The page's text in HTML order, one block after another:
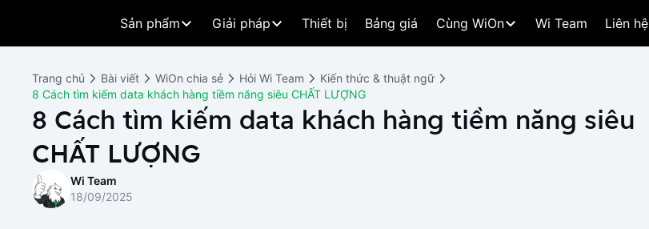
Sản phẩm Giải pháp Thiết bị Bảng giá Cùng WiOn Wi Team Liên hệ
Trang chủ Bài viết WiOn chia sẻ Hỏi Wi Team
Kiến thức & thuật ngữ
8 Cách tìm kiếm data khách hàng tiềm năng siêu CHẤT LƯỢNG
8 Cách tìm kiếm data khách hàng tiềm năng siêu
CHẤT LƯỢNG
Wi Team
18/09/2025